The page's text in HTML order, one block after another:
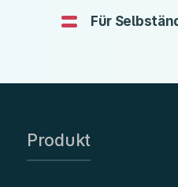
Für
Produkt